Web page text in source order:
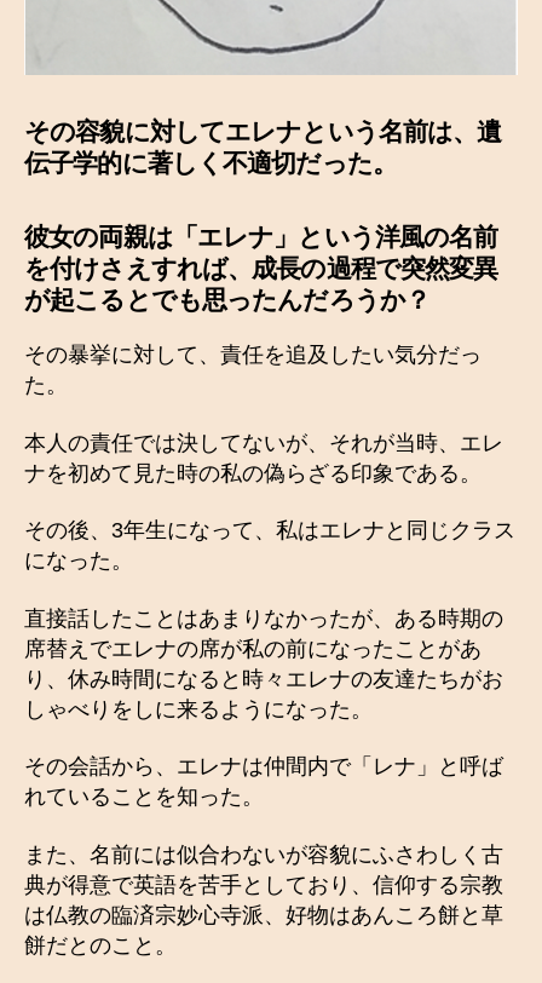
その容貌に対してエレナという名前は、遺
伝子学的に著しく不適切だった。
彼女の両親は「エレナ」という洋風の名前
を付けさえすれば、成長の過程で突然変異
が起こるとでも思ったんだろうか？
その暴挙に対して、責任を追及したい気分だっ
た。
本人の責任では決してないが、それが当時、エレ
ナを初めて見た時の私の偽らざる印象である。
その後、3年生になって、私はエレナと同じクラス
になった。
直接話したことはあまりなかったが、ある時期の
席替えでエレナの席が私の前になったことがあ
り、休み時間になると時々エレナの友達たちがお
しゃべりをしに来るようになった。
その会話から、エレナは仲間内で「レナ」と呼ば
れていることを知った。
また、名前には似合わないが容貌にふさわしく古
典が得意で英語を苦手としており、信仰する宗教
は仏教の臨済宗妙心寺派、好物はあんころ餅と草
餅だとのこと。